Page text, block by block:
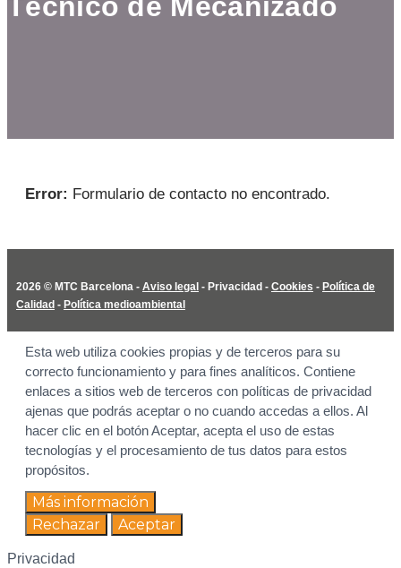
Técnico de Mecanizado
Error: Formulario de contacto no encontrado.
2026 © MTC Barcelona - Aviso legal - Privacidad - Cookies - Política de
Calidad - Política medioambiental
Esta web utiliza cookies propias y de terceros para su
correcto funcionamiento y para fines analíticos. Contiene
enlaces a sitios web de terceros con políticas de privacidad
ajenas que podrás aceptar o no cuando accedas a ellos. Al
hacer clic en el botón Aceptar, acepta el uso de estas
tecnologías y el procesamiento de tus datos para estos
propósitos.
Más información
Rechazar
Aceptar
Privacidad